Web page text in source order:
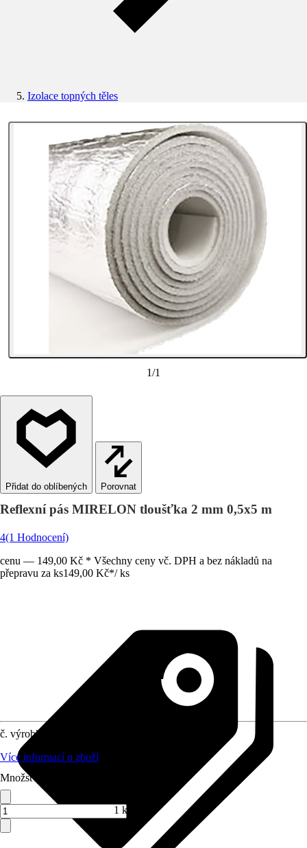
Izolace topných těles
1/1
Porovnat
Reflexní pás MIRELON tloušťka 2 mm 0,5x5 m
4(1 Hodnocení)
cenu — 149,00 Kč * Všechny ceny vč. DPH a bez nákladů na
přepravu za ks149,00 Kč*/ ks
č. výrobku
Více informací o zboží
Množství (ks)
1 ks